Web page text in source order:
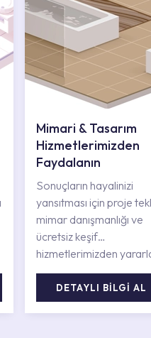
Mimari & Tasarım
Hizmetlerimizden
Faydalanın
Sonuçların hayalinizi
yansıtması için proje
mimar danışmanlığı ve
ücretsiz keşif
hizmetlerimizden
DETAYLI BİLGİ AL